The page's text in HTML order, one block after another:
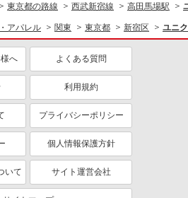
〜1,300円 試用期間中 時給1,240
新宿区西新宿1－1－4 京王新宿百貨店
詳細を見る
ク・アジアン雑貨ショップでの販売ス
円〜 ※試用期間3ヶ月（同給与） ★
イハネ 西武新宿PePe店 東京都新宿区歌
東京都の路線 西武新宿線 高田馬場駅
アパレル 関東 東京都 新宿区 ユニ
へ よくある質問
利用規約
プライバシーポリシー
個人情報保護方針
いて サイト運営会社